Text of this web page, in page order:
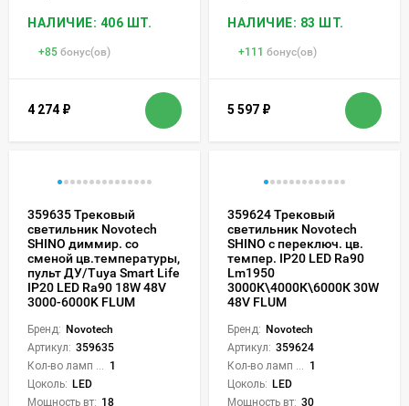
НАЛИЧИЕ: 406 ШТ.
+85 бонус(ов)
4 274 ₽
НАЛИЧИЕ: 83 ШТ.
+111 бонус(ов)
5 597 ₽
359635 Трековый
светильник Novotech
SHINO диммир. со
сменой цв.температуры,
пульт ДУ/Tuya Smart Life
IP20 LED Ra90 18W 48V
3000-6000K FLUM
Бренд: Novotech
Артикул: 359635
1
Цоколь: LED
Мощность вт: 18
359624 Трековый
светильник Novotech
SHINO с переключ. цв.
темпер. IP20 LED Ra90
Lm1950
3000К\4000К\6000К 30W
48V FLUM
Бренд: Novotech
Артикул: 359624
1
Цоколь: LED
Мощность вт: 30